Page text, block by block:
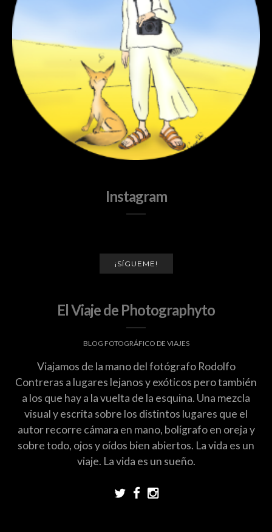
Instagram
¡SÍGUEME!
El Viaje de Photographyto
BLOG FOTOGRÁFICO DE VIAJES
Viajamos de la mano del fotógrafo Rodolfo
Contreras a lugares lejanos y exóticos pero también
a los que hay a la vuelta de la esquina. Una mezcla
visual y escrita sobre los distintos lugares que el
autor recorre cámara en mano, bolígrafo en oreja y
sobre todo, ojos y oídos bien abiertos. La vida es un
viaje. La vida es un sueño.